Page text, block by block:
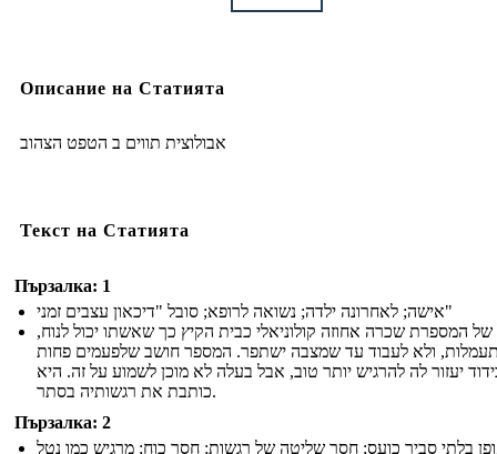
Описание на Статията
אבולוצית תווים ב הטפט הצהוב
Текст на Статията
Пързалка: 1
אישה; לאחרונה ילדה; נשואה לרופא; סובל "דיכאון עצבים זמני"
המספרת שכרה אחוזה קולוניאלי כבית הקיץ כך שאשתו יכול לנוח,
ולא לעבוד עד שמצבה ישתפר. המספר חושב שלפעמים פחות
יעזור לה להרגיש יותר טוב, אבל בעלה לא מוכן לשמוע על זה. היא
כותבת את רגשותיה בסתר.
Пързалка: 2
בלתי סביר כועס; חסר שליטה של ​​רגשות; חסר כוח; מרגיש כמו נטל